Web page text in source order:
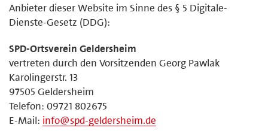
Anbieter dieser Website im Sinne des § 5 Digitale-
Dienste-Gesetz (DDG):
SPD-Ortsverein Geldersheim
vertreten durch den Vorsitzenden Georg Pawlak
Karolingerstr. 13
97505 Geldersheim
Telefon: 09721 802675
E-Mail: info@spd-geldersheim.de